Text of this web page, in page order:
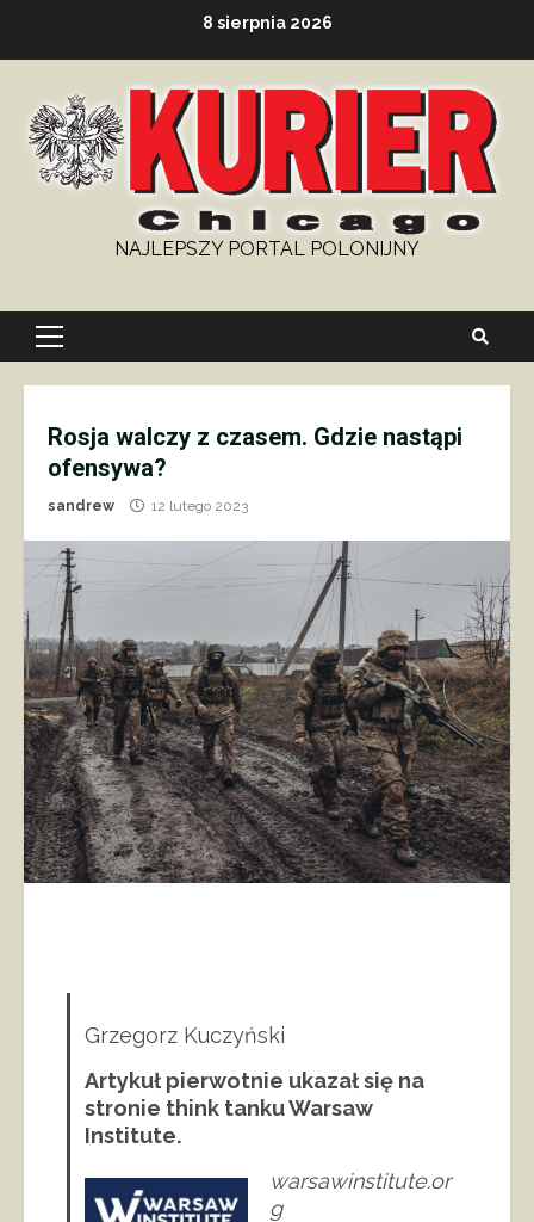
8 sierpnia 2026
NAJLEPSZY PORTAL POLONIJNY
Primary
Rosja walczy z czasem. Gdzie nastąpi
ofensywa?
sandrew 12 lutego 2023
Grzegorz Kuczyński
Artykuł pierwotnie ukazał się na
stronie think tanku Warsaw
Institute.
warsawinstitute.or
g